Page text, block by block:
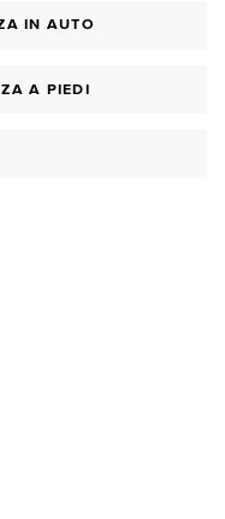
IN AUTO
A PIEDI